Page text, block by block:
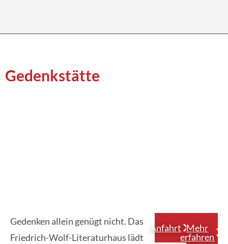
Gedenkstätte
Gedenken allein genügt nicht. Das
Friedrich-Wolf-Literaturhaus lädt
Anfahrt Mehr
erfahren